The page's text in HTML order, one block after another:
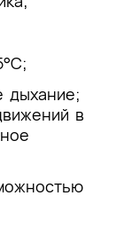
дыхание;
в